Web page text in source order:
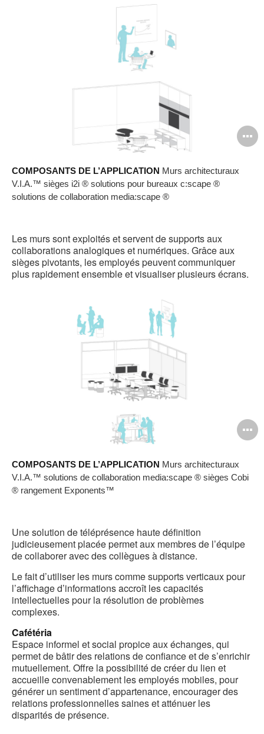
COMPOSANTS DE L’APPLICATION Murs architecturaux
V.I.A.™ sièges i2i ® solutions pour bureaux c:scape ®
solutions de collaboration media:scape ®
Les murs sont exploités et servent de supports aux
collaborations analogiques et numériques. Grâce aux
sièges pivotants, les employés peuvent communiquer
plus rapidement ensemble et visualiser plusieurs écrans.
COMPOSANTS DE L’APPLICATION Murs architecturaux
V.I.A.™ solutions de collaboration media:scape ® sièges Cobi
® rangement Exponents™
Une solution de téléprésence haute définition
judicieusement placée permet aux membres de l’équipe
de collaborer avec des collègues à distance.
Le fait d’utiliser les murs comme supports verticaux pour
l’affichage d’informations accroît les capacités
intellectuelles pour la résolution de problèmes
complexes.
Cafétéria
Espace informel et social propice aux échanges, qui
permet de bâtir des relations de confiance et de s’enrichir
mutuellement. Offre la possibilité de créer du lien et
accueille convenablement les employés mobiles, pour
générer un sentiment d’appartenance, encourager des
relations professionnelles saines et atténuer les
disparités de présence.